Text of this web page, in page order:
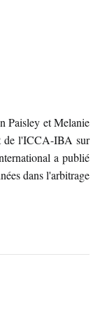
Paisley et Melanie
de l'ICCA-IBA sur
a publié
dans l'arbitrage